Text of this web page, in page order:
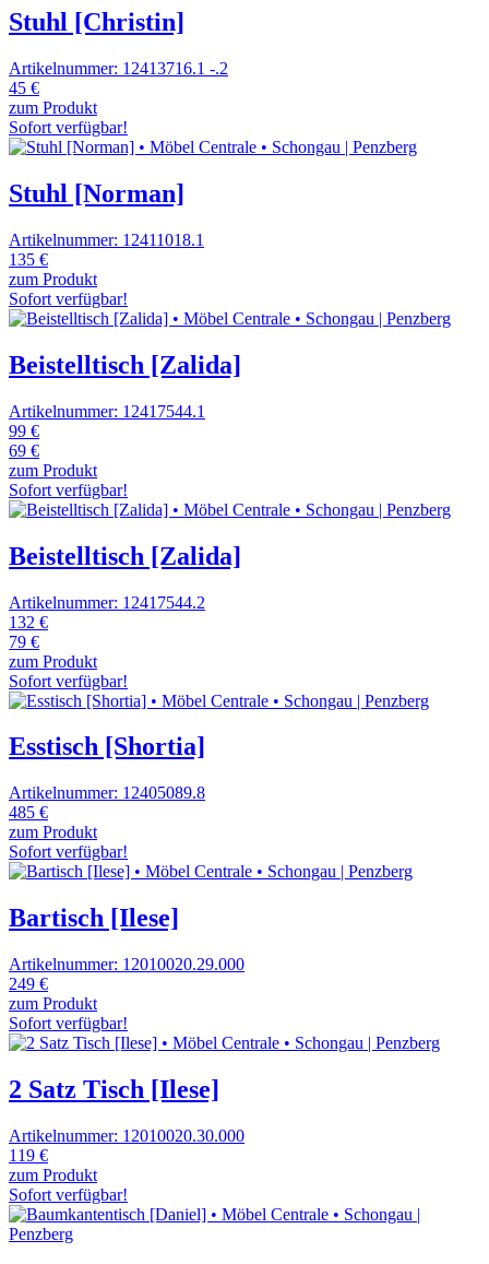
Stuhl [Christin]
Artikelnummer: 12413716.1 -.2
45 €
zum Produkt
Sofort verfügbar!
Stuhl [Norman]
Artikelnummer: 12411018.1
135 €
zum Produkt
Sofort verfügbar!
Beistelltisch [Zalida]
Artikelnummer: 12417544.1
99 €
69 €
zum Produkt
Sofort verfügbar!
Beistelltisch [Zalida]
Artikelnummer: 12417544.2
132 €
79 €
zum Produkt
Sofort verfügbar!
Esstisch [Shortia]
Artikelnummer: 12405089.8
485 €
zum Produkt
Sofort verfügbar!
Bartisch [Ilese]
Artikelnummer: 12010020.29.000
249 €
zum Produkt
Sofort verfügbar!
2 Satz Tisch [Ilese]
Artikelnummer: 12010020.30.000
119 €
zum Produkt
Sofort verfügbar!